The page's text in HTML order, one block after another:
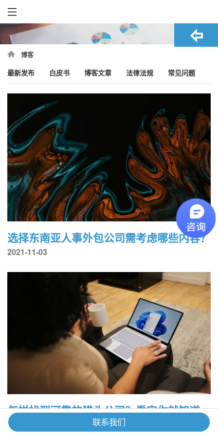
博客
最新发布 白皮书 博客文章 法律法规 常见问题
选择东南亚人事外包公司需考虑哪些内容？
2021-11-03
怎样找到可靠的猎头公司？看完你就知道
了！
联系我们